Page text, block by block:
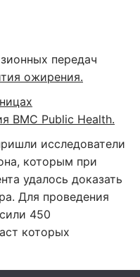
передач
ожирения.
BMC Public Health.
исследователи
которым при
удалось доказать
Для проведения
450
которых